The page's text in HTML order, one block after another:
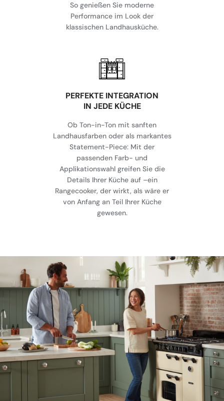
So genießen Sie moderne
Performance im Look der
klassischen Landhausküche.
⁠PERFEKTE INTEGRATION
IN JEDE KÜCHE
Ob Ton-in-Ton mit sanften
Landhausfarben oder als markantes
Statement-Piece: Mit der
passenden Farb- und
Applikationswahl greifen Sie die
Details Ihrer Küche auf –ein
Rangecooker, der wirkt, als wäre er
von Anfang an Teil Ihrer Küche
gewesen.